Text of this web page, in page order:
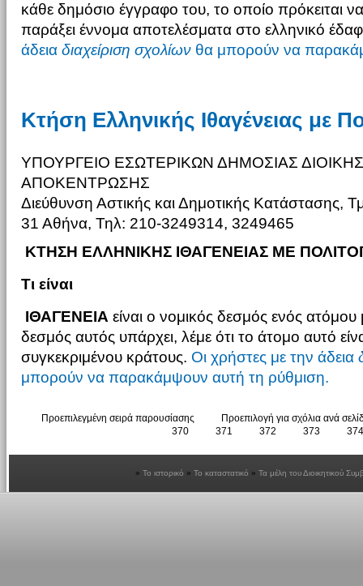
κάθε δημόσιο έγγραφο του, το οποίο πρόκειται
παράξει έννομα αποτελέσματα στο ελληνικό
άδεια διαχείριση σχολίωνθα μπορούν να
Κτήση Ελληνικής Ιθαγένειας με
ΥΠΟΥΡΓΕΙΟ ΕΣΩΤΕΡΙΚΩΝ ΔΗΜΟΣΙΑΣ
ΑΠΟΚΕΝΤΡΩΣΗΣ
Διεύθυνση Αστικής και Δημοτικής Κατάστασης,
31 Αθήνα, Τηλ: 210-3249314, 3249465
ΚΤΗΣΗ ΕΛΛΗΝΙΚΗΣ ΙΘΑΓΕΝΕΙΑΣ ΜΕ
Τι είναι
ΙΘΑΓΕΝΕΙΑ είναι ο νομικός δεσμός ενός
δεσμός αυτός υπάρχει, λέμε ότι το άτομο αυτό
συγκεκριμένου κράτους. Οι χρήστες με την άδεια
μπορούν να παρακάμψουν αυτή τη ρύθμιση.
Προεπιλεγμένη σειρά παρουσίασης
Προεπιλογή για σχόλια ανά
370
371 372 373 374
Το ιστορικό Το καταστατικό Τα μέλη του Διοικητικού